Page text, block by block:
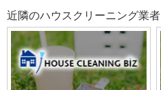
近隣のハウスクリーニング業者